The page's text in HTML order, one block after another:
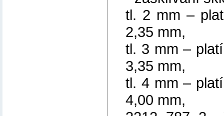
tl. 2 mm –
2,35 mm,
tl. 3 mm –
3,35 mm,
tl. 4 mm –
4,00 mm,